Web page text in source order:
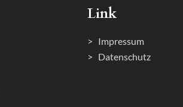
Link
> Impressum
> Datenschutz